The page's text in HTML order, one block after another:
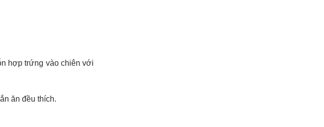
hợp trứng vào chiên với
ăn đều thích.